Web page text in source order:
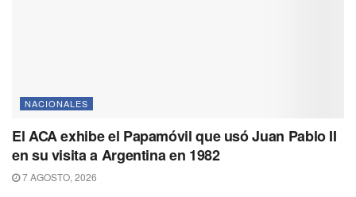
NACIONALES
El ACA exhibe el Papamóvil que usó Juan Pablo II
en su visita a Argentina en 1982
7 AGOSTO, 2026